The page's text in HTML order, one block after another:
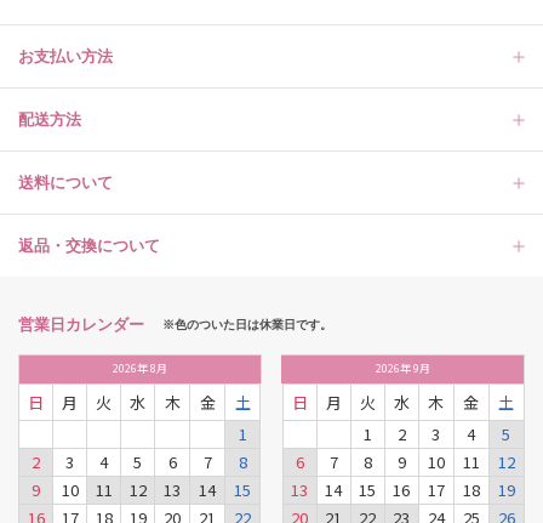
お支払い方法
配送方法
送料について
返品・交換について
営業日カレンダー ※色のついた日は休業日です。
2026年8月
日 月 火 水 木 金
土
1
2
3 4 5 6 7
8
9
10 11 12 13 14
15
16
17 18 19 20 21 22
2026年9月
日 月 火 水 木 金
土
1
2 3 4
5
6
7 8 9 10 11
12
13
14 15 16 17 18
19
20
21 22 23 24 25 26